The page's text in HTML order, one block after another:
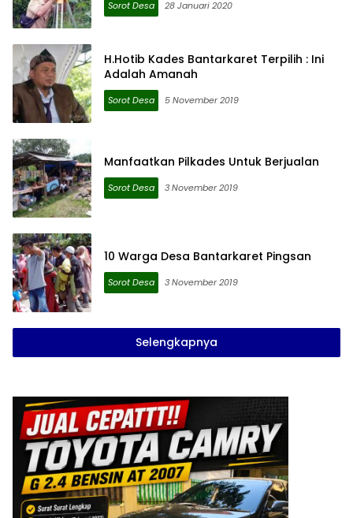
Sorot Desa 28 Januari 2020
H.Hotib Kades Bantarkaret Terpilih : Ini
Adalah Amanah
Sorot Desa 5 November 2019
Manfaatkan Pilkades Untuk Berjualan
Sorot Desa 3 November 2019
10 Warga Desa Bantarkaret Pingsan
Sorot Desa 3 November 2019
Selengkapnya